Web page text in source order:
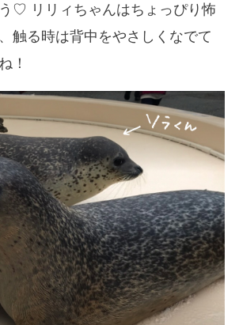
♡ リリィちゃんはちょっぴり怖
触る時は背中をやさしくなでて
！